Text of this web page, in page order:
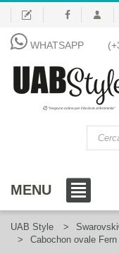
WHATSAPP
"Negozio online per il fai da te al femminile"
MENU
UAB Style
Cabochon ovale Fern